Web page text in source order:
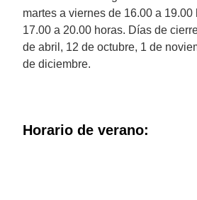
martes a viernes de 16.00 a
17.00 a 20.00 horas. Días de
de abril, 12 de octubre, 1 de
de diciembre.
Horario de verano: